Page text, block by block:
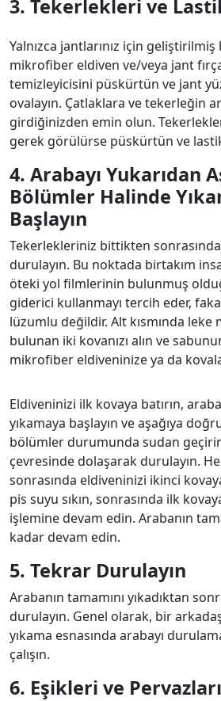
3. Tekerlekleri ve
Yalnızca jantlarınız için
mikrofiber eldiven ve/veya jant
temizleyicisini püskürtün ve jant
ovalayın. Çatlaklara ve tekerleğin
girdiğinizden emin olun.
gerek görülürse püskürtün ve
4. Arabayı Yukarıdan
Bölümler Halinde
Başlayın
Tekerlekleriniz bittikten
durulayın. Bu noktada birtakım
öteki yol filmlerinin bulunmuş
giderici kullanmayı tercih eder,
lüzumlu değildir. Alt kısmında leke
bulunan iki kovanızı alın ve
mikrofiber eldiveninize ya da
Eldiveninizi ilk kovaya batırın,
yıkamaya başlayın ve aşağıya
bölümler durumunda sudan
çevresinde dolaşarak durulayın.
sonrasında eldiveninizi ikinci
pis suyu sıkın, sonrasında ilk
işlemine devam edin. Arabanın
kadar devam edin.
5. Tekrar Durulayın
Arabanın tamamını yıkadıktan
durulayın. Genel olarak, bir
yıkama esnasında arabayı
çalışın.
6. Eşikleri ve